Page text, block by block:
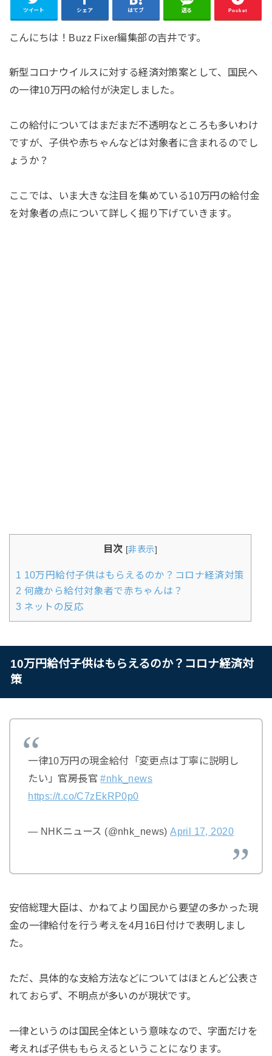
ツイート シェア はてブ 送る Pocket
こんにちは！Buzz Fixer編集部の吉井です。
新型コロナウイルスに対する経済対策案として、国民へ
の一律10万円の給付が決定しました。
この給付についてはまだまだ不透明なところも多いわけ
ですが、子供や赤ちゃんなどは対象者に含まれるのでし
ょうか？
ここでは、いま大きな注目を集めている10万円の給付金
を対象者の点について詳しく掘り下げていきます。
目次 [非表示]
1 10万円給付子供はもらえるのか？コロナ経済対策
2 何歳から給付対象者で赤ちゃんは？
3 ネットの反応
10万円給付子供はもらえるのか？コロナ経済対
策
一律10万円の現金給付「変更点は丁寧に説明し
たい」官房長官#nhk_news
https://t.co/C7zEkRP0p0
— NHKニュース (@nhk_news)April 17, 2020
安倍総理大臣は、かねてより国民から要望の多かった現
金の一律給付を行う考えを4月16日付けで表明しまし
た。
ただ、具体的な支給方法などについてはほとんど公表さ
れておらず、不明点が多いのが現状です。
一律というのは国民全体という意味なので、字面だけを
考えれば子供ももらえるということになります。